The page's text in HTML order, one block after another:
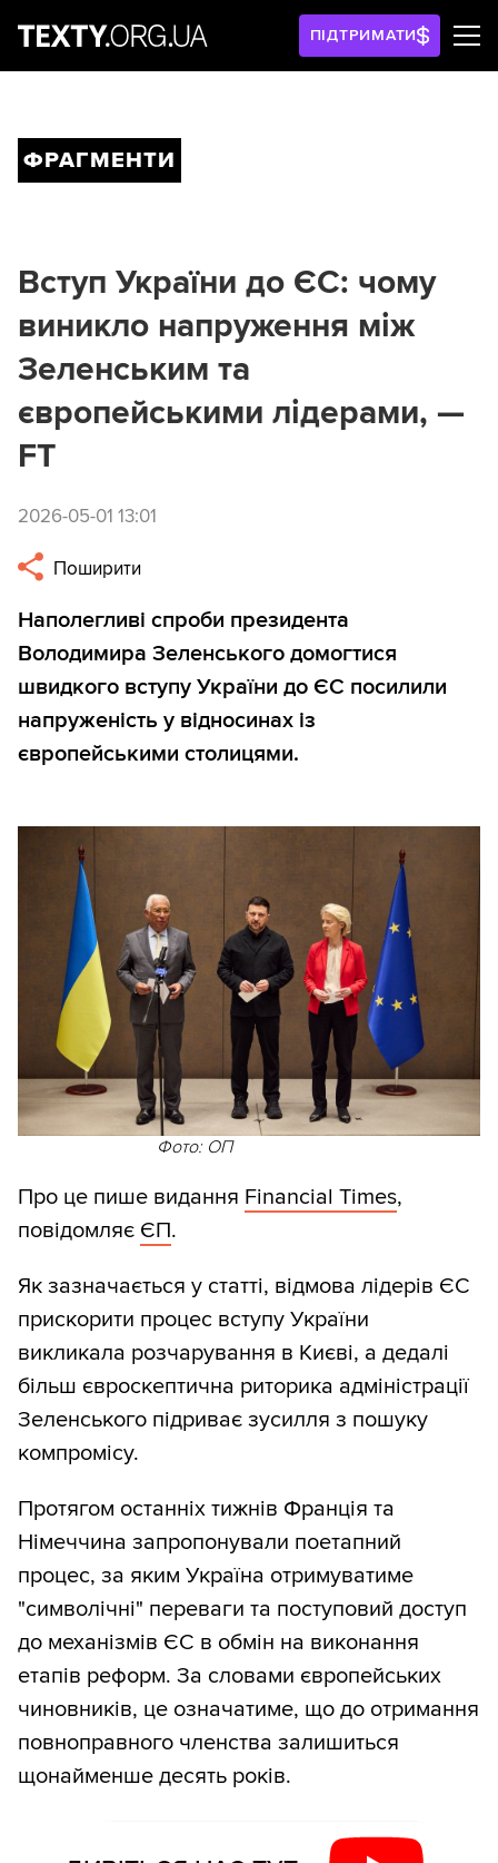
ПІДТРИМАТИ
ФРАГМЕНТИ
Вступ України до ЄС: чому
виникло напруження між
Зеленським та
європейськими лідерами, —
FT
2026-05-01 13:01
Поширити
Наполегливі спроби президента
Володимира Зеленського домогтися
швидкого вступу України до ЄС посилили
напруженість у відносинах із
європейськими столицями.
Фото: ОП
Про це пише видання Financial Times,
повідомляє ЄП.
Як зазначається у статті, відмова лідерів ЄС
прискорити процес вступу України
викликала розчарування в Києві, а дедалі
більш євроскептична риторика адміністрації
Зеленського підриває зусилля з пошуку
компромісу.
Протягом останніх тижнів Франція та
Німеччина запропонували поетапний
процес, за яким Україна отримуватиме
"символічні" переваги та поступовий доступ
до механізмів ЄС в обмін на виконання
етапів реформ. За словами європейських
чиновників, це означатиме, що до отримання
повноправного членства залишиться
щонайменше десять років.